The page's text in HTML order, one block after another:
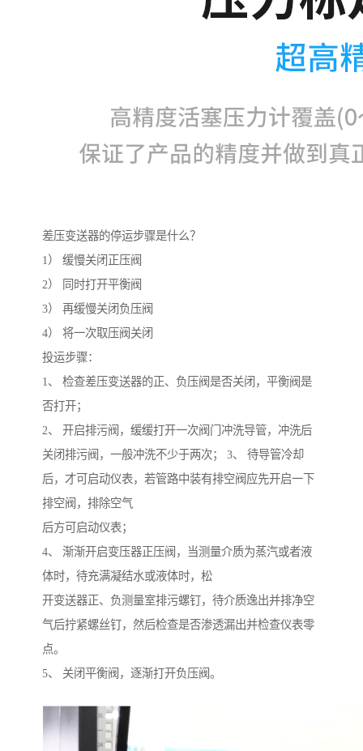
差压变送器的停运步骤是什么？
1） 缓慢关闭正压阀
2） 同时打开平衡阀
3） 再缓慢关闭负压阀
4） 将一次取压阀关闭
投运步骤：
1、 检查差压变送器的正、负压阀是否关闭，平衡阀是
否打开；
2、 开启排污阀，缓缓打开一次阀门冲洗导管，冲洗后
关闭排污阀，一般冲洗不少于两次； 3、 待导管冷却
后，才可启动仪表，若管路中装有排空阀应先开启一下
排空阀，排除空气
后方可启动仪表；
4、 渐渐开启变压器正压阀，当测量介质为蒸汽或者液
体时，待充满凝结水或液体时，松
开变送器正、负测量室排污螺钉，待介质逸出并排净空
气后拧紧螺丝钉，然后检查是否渗透漏出并检查仪表零
点。
5、 关闭平衡阀，逐渐打开负压阀。